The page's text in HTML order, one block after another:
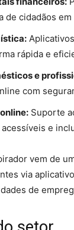
de cidadãos
rápida e
e
com
Suporte
e
vem de
via
de